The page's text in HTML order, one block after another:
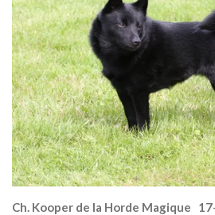
Ch. Kooper de la Horde Magique